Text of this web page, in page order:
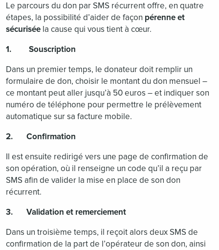
Le parcours du don par SMS récurrent offre, en quatre
étapes, la possibilité d’aider de façon pérenne et
sécurisée la cause qui vous tient à cœur.
1. Souscription
Dans un premier temps, le donateur doit remplir un
formulaire de don, choisir le montant du don mensuel –
ce montant peut aller jusqu’à 50 euros – et indiquer son
numéro de téléphone pour permettre le prélèvement
automatique sur sa facture mobile.
2. Confirmation
Il est ensuite redirigé vers une page de confirmation de
son opération, où il renseigne un code qu’il a reçu par
SMS afin de valider la mise en place de son don
récurrent.
3. Validation et remerciement
Dans un troisième temps, il reçoit alors deux SMS de
confirmation de la part de l’opérateur de son don, ainsi